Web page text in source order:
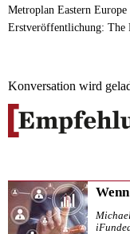
Metroplan Eastern
Erstveröffentlichung: The
Konversation wird